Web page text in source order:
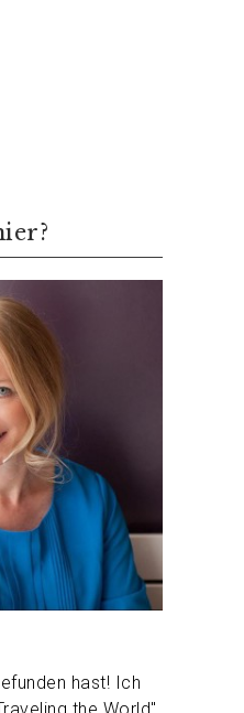
hast! Ich
the World".